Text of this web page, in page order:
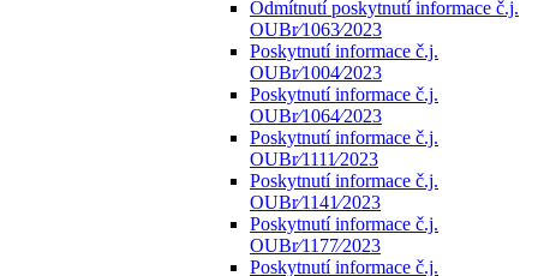
Odmítnutí poskytnutí informace č.j.
OUBr⁄1063⁄2023
Poskytnutí informace č.j.
OUBr⁄1004⁄2023
Poskytnutí informace č.j.
OUBr⁄1064⁄2023
Poskytnutí informace č.j.
OUBr⁄1111⁄2023
Poskytnutí informace č.j.
OUBr⁄1141⁄2023
Poskytnutí informace č.j.
OUBr⁄1177⁄2023
Poskytnutí informace č.j.